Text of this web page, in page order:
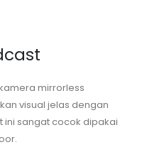
mirrorless
visual jelas dengan
ini sangat cocok dipakai